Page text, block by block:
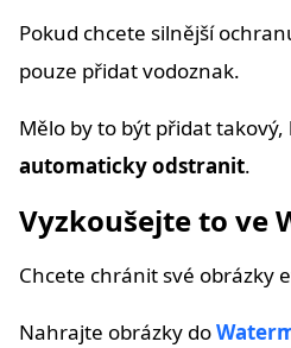
Pokud chcete silnější
pouze přidat vodoznak.
Mělo by to být přidat takový,
automaticky odstranit.
Vyzkoušejte to ve
Chcete chránit své obrázky
Nahrajte obrázky do